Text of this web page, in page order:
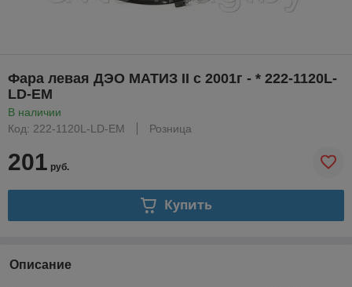
Фара левая ДЭО МАТИЗ II с 2001г - * 222-1120L-
LD-EM
В наличии
Код: 222-1120L-LD-EM
Розница
201 руб.
Купить
Описание